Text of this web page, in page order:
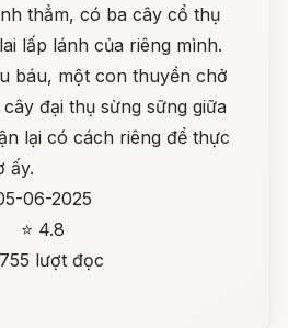
thẳm, có ba cây cổ thụ
lấp lánh của riêng mình.
báu, một con thuyền chở
đại thụ sừng sững giữa
lại có cách riêng để thực
ấy.
06-2025
⭐ 4.8
lượt đọc